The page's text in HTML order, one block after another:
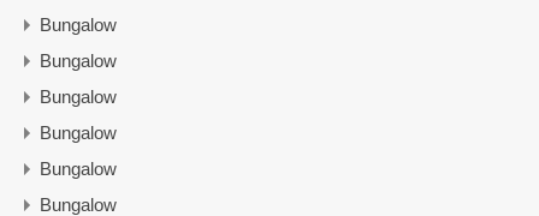
Bungalow
Bungalow
Bungalow
Bungalow
Bungalow
Bungalow